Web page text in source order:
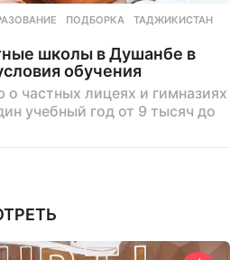
,ПОДБОРКА ,ТАДЖИКИСТАН
школы в Душанбе в
обучения
частных лицеях и гимназиях
учебный год от 9 тысяч до